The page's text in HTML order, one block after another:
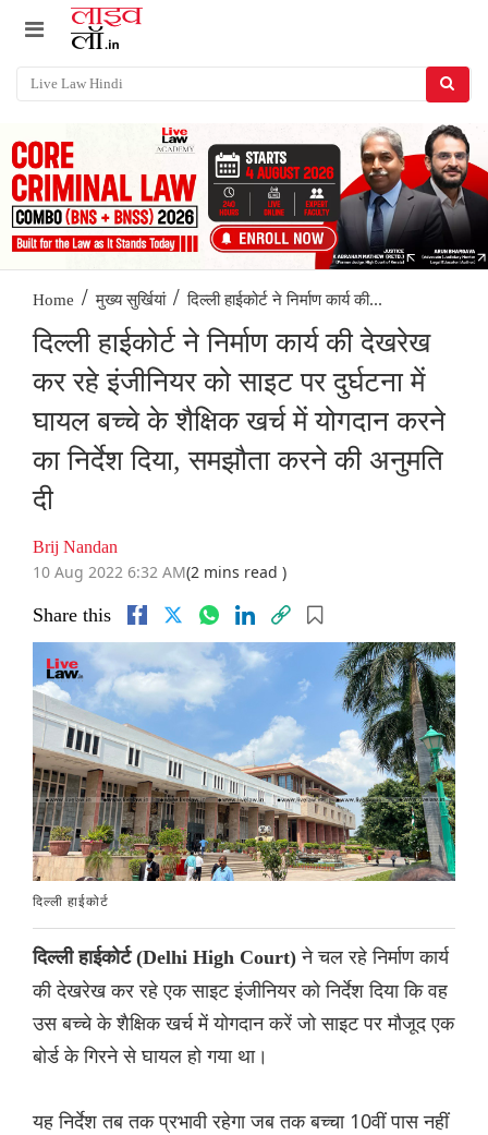
Home / मुख्य सुर्खियां / दिल्ली हाईकोर्ट ने निर्माण कार्य की...
दिल्ली हाईकोर्ट ने निर्माण कार्य की देखरेख
कर रहे इंजीनियर को साइट पर दुर्घटना में
घायल बच्चे के शैक्षिक खर्च में योगदान करने
का निर्देश दिया, समझौता करने की अनुमति
दी
Brij Nandan
10 Aug 2022 6:32 AM(2 mins read )
Share this
दिल्ली हाईकोर्ट
दिल्ली हाईकोर्ट (Delhi High Court)ने चल रहे निर्माण कार्य
की देखरेख कर रहे एक साइट इंजीनियर को निर्देश दिया कि वह
उस बच्चे के शैक्षिक खर्च में योगदान करें जो साइट पर मौजूद एक
बोर्ड के गिरने से घायल हो गया था।
यह निर्देश तब तक प्रभावी रहेगा जब तक बच्चा 10वीं पास नहीं